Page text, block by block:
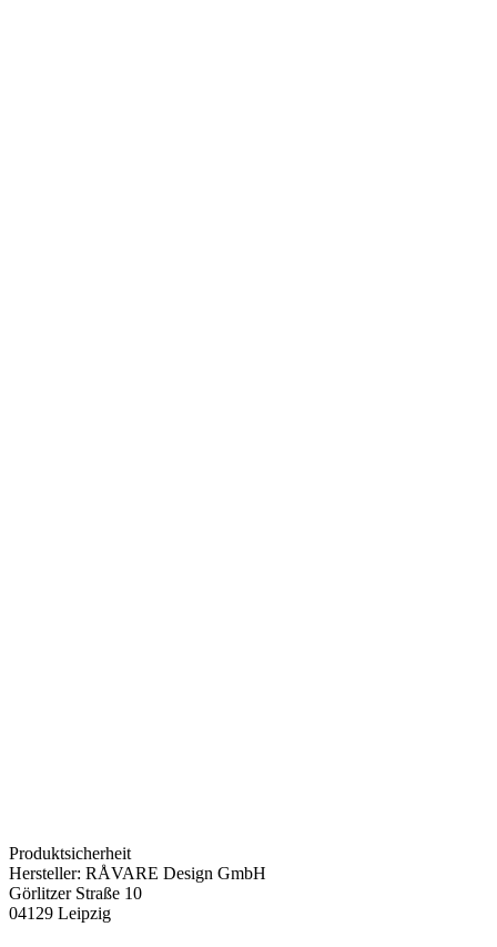
Produktsicherheit
Hersteller: RÅVARE Design GmbH
Görlitzer Straße 10
04129 Leipzig